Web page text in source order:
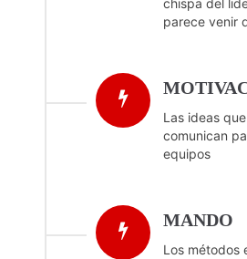
chispa del
parece venir
Las ideas
comunican
equipos
MANDO
Los métodos